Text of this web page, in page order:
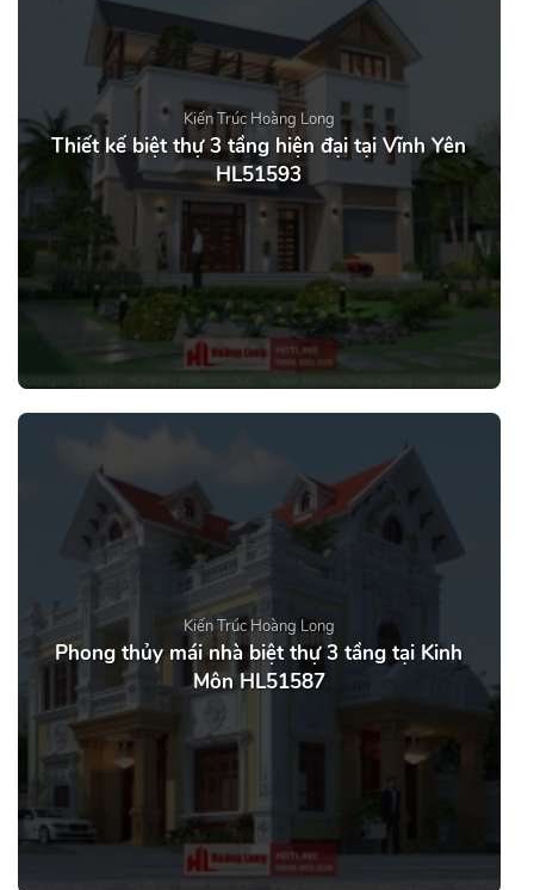
Kiến Trúc Hoàng Long
Thiết kế biệt thự 3 tầng hiện đại tại Vĩnh Yên
HL51593
Kiến Trúc Hoàng Long
Phong thủy mái nhà biệt thự 3 tầng tại Kinh
Môn HL51587